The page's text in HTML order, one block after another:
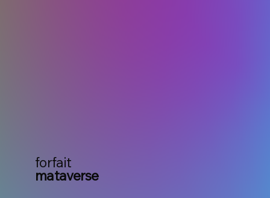
forfait
mataverse